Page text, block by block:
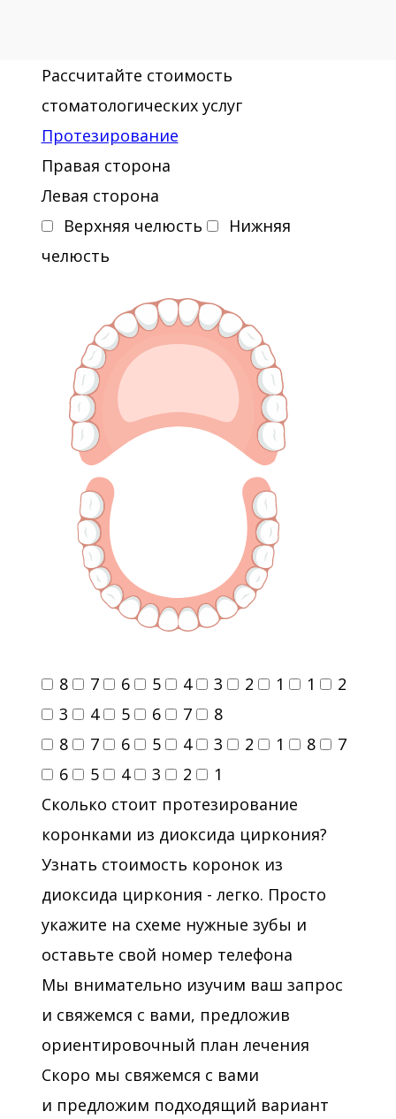
Рассчитайте стоимость
стоматологических услуг
Протезирование
Правая сторона
Левая сторона
Верхняя челюсть
Нижняя
челюсть
8 7 6 5 4 3 2 1 1
2
3
4 5 6 7
8
8
7 6 5 4 3 2 1 8
7
6
5 4 3 2
1
Сколько стоит протезирование
коронками из диоксида циркония?
Узнать стоимость коронок из
диоксида циркония - легко. Просто
укажите на схеме нужные зубы и
оставьте свой номер телефона
Мы внимательно изучим ваш запрос
и свяжемся с вами, предложив
ориентировочный план лечения
Скоро мы свяжемся с вами
и предложим подходящий вариант